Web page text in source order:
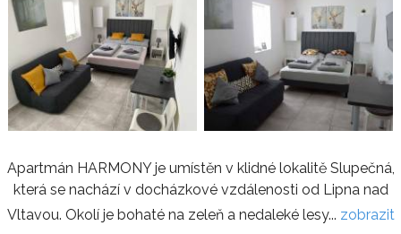
Apartmán HARMONY je umístěn v klidné lokalitě Slupečná,
která se nachází v docházkové vzdálenosti od Lipna nad
Vltavou. Okolí je bohaté na zeleň a nedaleké lesy... zobrazit